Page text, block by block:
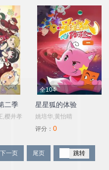
,久保
,大地
海,藤
子,大
加奈
津美,
,福沙
彩花
二季
,樱井孝
安武
夫,小
全104
星星狐的体验
姚培华,黄怡晴
评分： 0
下一页 尾页